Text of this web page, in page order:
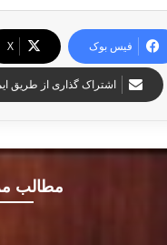
فیس بوک X
اشتراک گذاری از طریق
مطالب